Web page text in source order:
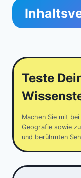
Teste
Machen Sie mit
Geografie sowie
und berühmten